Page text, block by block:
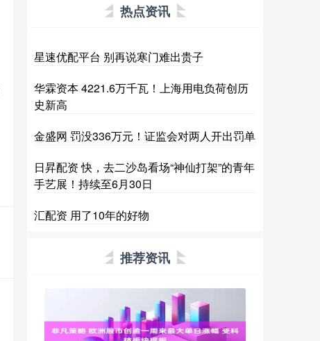
热点资讯
星速优配平台 别再说寒门难出贵子
华霖资本 4221.6万千瓦！上海用电负荷创历
史新高
金盛网 罚没336万元！证监会对两人开出罚单
日昇配资 快，去二沙岛看场“神仙打架”的青年
手艺展！持续至6月30日
汇配资 用了10年的好物
推荐资讯